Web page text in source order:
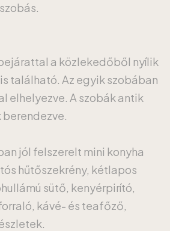
a közlekedőből nyílik
található. Az egyik szobában
elhelyezve. A szobák antik
jól felszerelt mini konyha
hűtőszekrény, kétlapos
sütő, kenyérpirító,
kávé- és teafőző,